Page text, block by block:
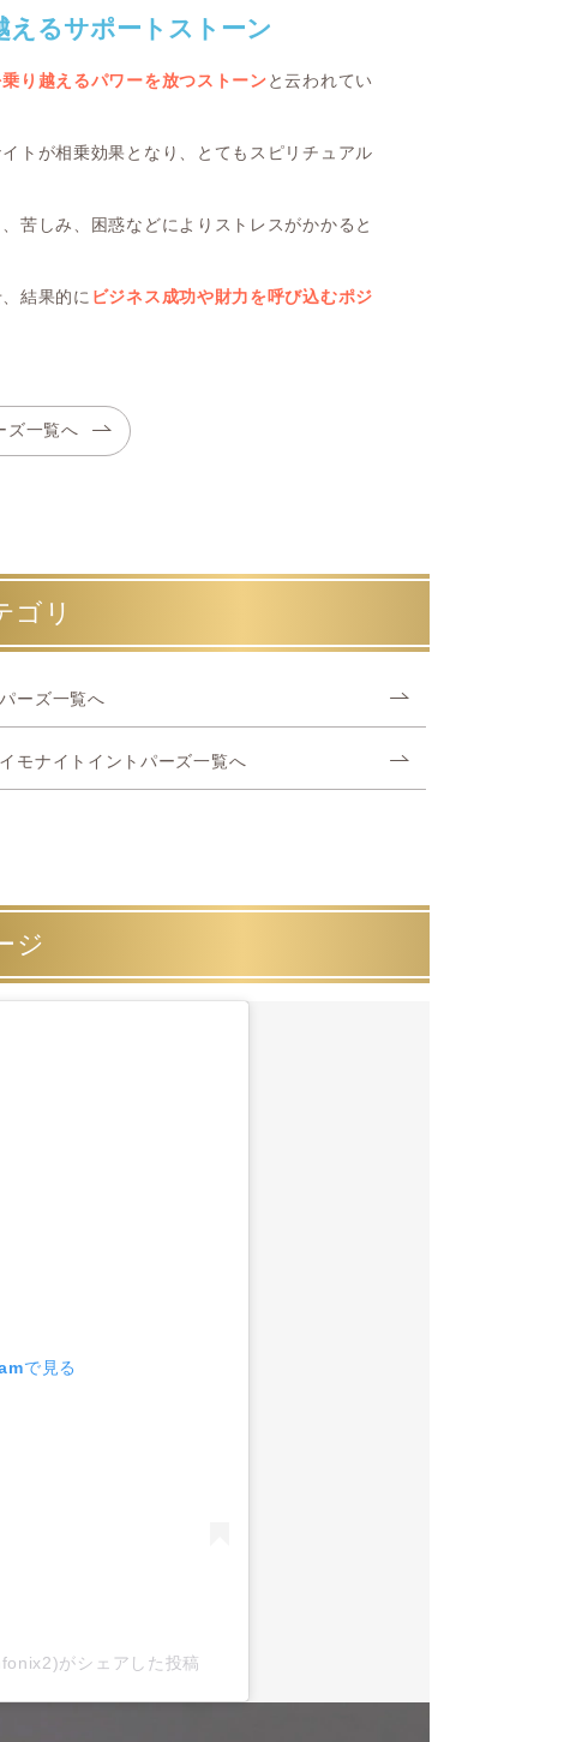
るサポートストーン
り越えるパワーを放つストーンと云われてい
トが相乗効果となり、とてもスピリチュアル
苦しみ、困惑などによりストレスがかかると
結果的に ビジネス成功や財力を呼び込むポジ
ズ一覧へ
ゴリ
パーズ一覧へ
モナイトイントパーズ一覧へ
ジ
で見る
がシェアした投稿